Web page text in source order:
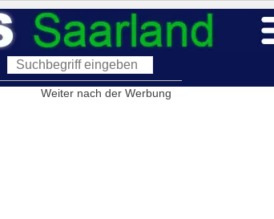
Weiter nach der Werbung